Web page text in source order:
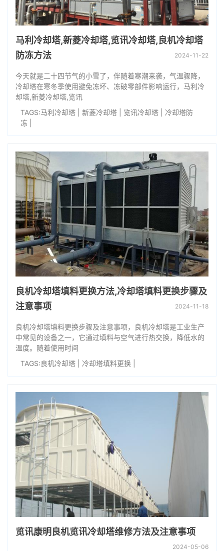
马利冷却塔,新菱冷却塔,览讯冷却塔,良机冷却塔
防冻方法
2024-11-22
今天就是二十四节气的小雪了，伴随着寒潮来袭，气温骤降，
冷却塔在寒冬季使用避免冻坏、冻破零部件影响运行，马利冷
却塔,新菱冷却塔,览讯
TAGS:马利冷却塔 新菱冷却塔 览讯冷却塔
冷却塔防
冻
良机冷却塔填料更换方法,冷却塔填料更换步骤及
注意事项
2024-11-18
良机冷却塔填料更换步骤及注意事项，良机冷却塔是工业生产
中常见的设备之一，它通过填料与空气进行热交换，降低水的
温度。随着使用时间
TAGS:良机冷却塔 冷却塔填料更换
览讯康明良机览讯冷却塔维修方法及注意事项
2024-05-06